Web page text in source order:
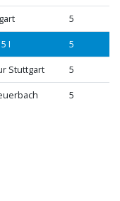
5
I 5
Stuttgart 5
5